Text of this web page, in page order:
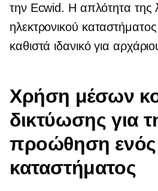
την Ecwid. Η απλότητα της
ηλεκτρονικού
καθιστά ιδανικό για
Χρήση μέσων
δικτύωσης για
προώθηση ενός
καταστήματος